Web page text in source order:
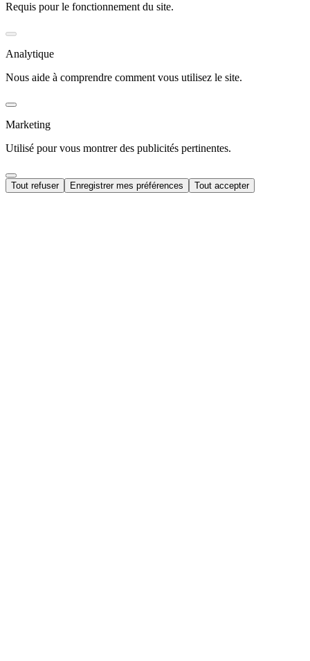
Requis pour le fonctionnement du site.
Analytique
Nous aide à comprendre comment vous utilisez le site.
Marketing
Utilisé pour vous montrer des publicités pertinentes.
Tout refuser Enregistrer mes préférences Tout accepter